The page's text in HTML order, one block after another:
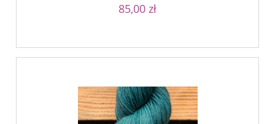
85,00 zł